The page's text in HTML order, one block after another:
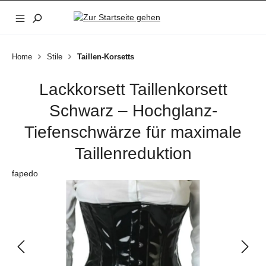
Zum Hauptinhalt springen
Home Stile Taillen-Korsetts
Lackkorsett Taillenkorsett
Schwarz – Hochglanz-
Tiefenschwärze für maximale
Taillenreduktion
fapedo
Bildergalerie überspringen